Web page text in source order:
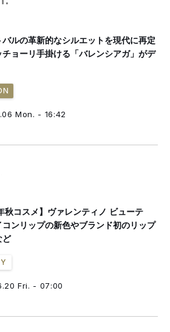
バルの革新的なシルエットを現代に再定
チョーリ手掛ける「バレンシアガ」がデ
Mon. - 16:42
秋コスメ】ヴァレンティノ ビューテ
コンリップの新色やブランド初のリップ
ど
Fri. - 07:00